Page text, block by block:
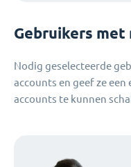
Gebruikers
Nodig geselecteerde
accounts en geef ze
accounts te kunnen